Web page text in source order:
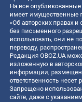
На все
имеет имущественные
«Об авторских правах
без письменного
использовать, они не
переводу,
Редакция OBOZ.UA
изложенную в
информации,
ответственность несет
Запрещено
сайте, даже с